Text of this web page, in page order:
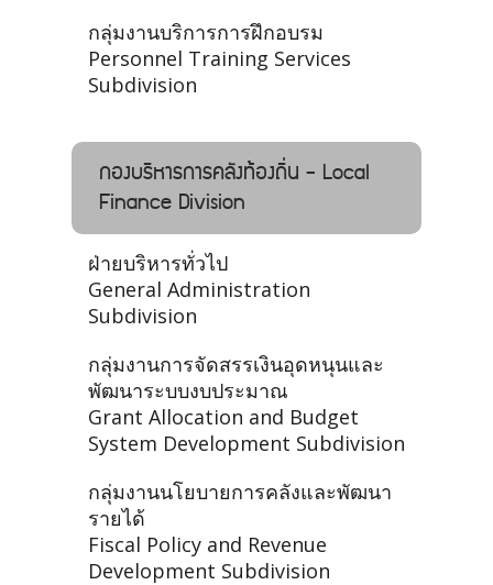
กลุ่มงานบริการการฝึกอบรม
Personnel Training Services
Subdivision
กองบริหารการคลังท้องถิ่น - Local
Finance Division
ฝ่ายบริหารทั่วไป
General Administration
Subdivision
กลุ่มงานการจัดสรรเงินอุดหนุนและ
พัฒนาระบบงบประมาณ
Grant Allocation and Budget
System Development Subdivision
กลุ่มงานนโยบายการคลังและพัฒนา
รายได้
Fiscal Policy and Revenue
Development Subdivision